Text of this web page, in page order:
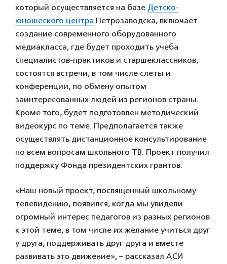
который осуществляется на базе Детско-
юношеского центра Петрозаводска, включает
создание современного оборудованного
медиакласса, где будет проходить учеба
специалистов-практиков и старшеклассников,
состоятся встречи, в том числе слеты и
конференции, по обмену опытом
заинтересованных людей из регионов страны.
Кроме того, будет подготовлен методический
видеокурс по теме. Предполагается также
осуществлять дистанционное консультирование
по всем вопросам школьного ТВ. Проект получил
поддержку Фонда президентских грантов.
«Наш новый проект, посвященный школьному
телевидению, появился, когда мы увидели
огромный интерес педагогов из разных регионов
к этой теме, в том числе их желание учиться друг
у друга, поддерживать друг друга и вместе
развивать это движение», – рассказал АСИ